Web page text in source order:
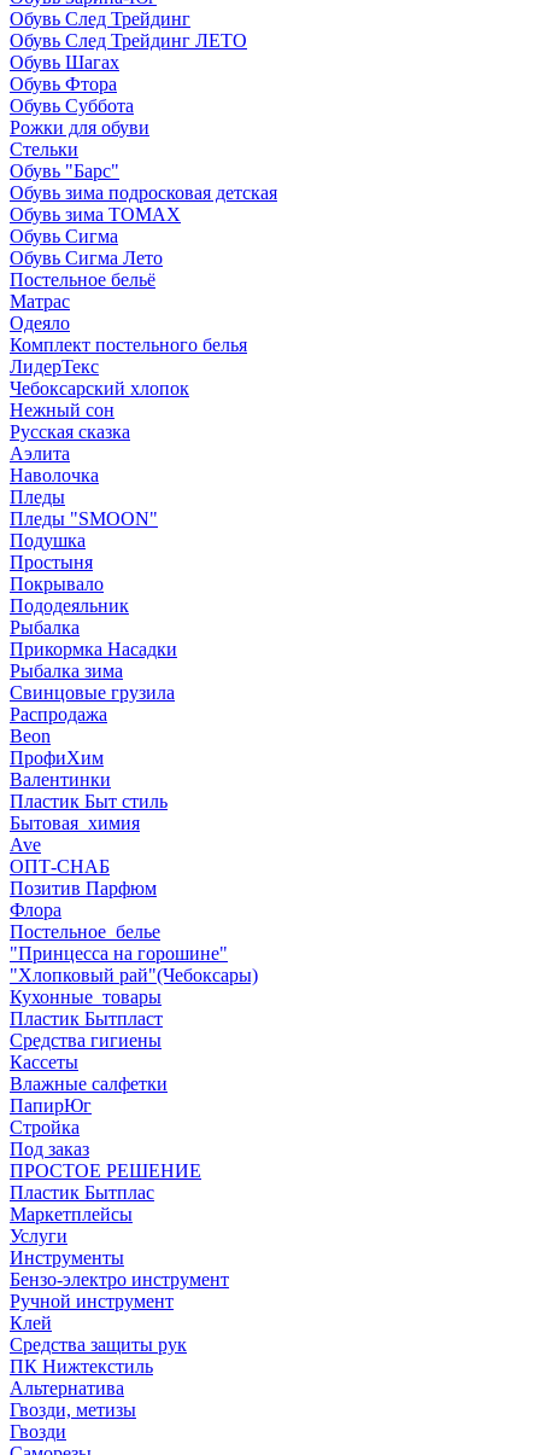
Обувь След Трейдинг
Обувь След Трейдинг ЛЕТО
Обувь Шагах
Обувь Фтора
Обувь Суббота
Рожки для обуви
Стельки
Обувь "Барс"
Обувь зима подросковая детская
Обувь зима ТОМАХ
Обувь Сигма
Обувь Сигма Лето
Постельное бельё
Матрас
Одеяло
Комплект постельного белья
ЛидерТекс
Чебоксарский хлопок
Нежный сон
Русская сказка
Аэлита
Наволочка
Пледы
Пледы "SMOON"
Подушка
Простыня
Покрывало
Пододеяльник
Рыбалка
Прикормка Насадки
Рыбалка зима
Свинцовые грузила
Распродажа
Beon
ПрофиХим
Валентинки
Пластик Быт стиль
Бытовая_химия
Ave
ОПТ-СНАБ
Позитив Парфюм
Флора
Постельное_белье
"Принцесса на горошине"
"Хлопковый рай"(Чебоксары)
Кухонные_товары
Пластик Бытпласт
Средства гигиены
Кассеты
Влажные салфетки
ПапирЮг
Стройка
Под заказ
ПРОСТОЕ РЕШЕНИЕ
Пластик Бытплас
Маркетплейсы
Услуги
Инструменты
Бензо-электро инструмент
Ручной инструмент
Клей
Средства защиты рук
ПК Нижтекстиль
Альтернатива
Гвозди, метизы
Гвозди